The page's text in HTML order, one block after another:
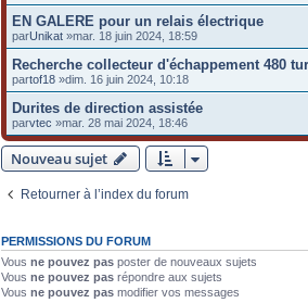
EN GALERE pour un relais électrique
parUnikat »mar. 18 juin 2024, 18:59
Recherche collecteur d'échappement 480
partof18 »dim. 16 juin 2024, 10:18
Durites de direction assistée
parvtec »mar. 28 mai 2024, 18:46
Nouveau sujet
Retourner à l’index du forum
PERMISSIONS DU FORUM
Vous ne pouvez pas poster de nouveaux sujets
Vous ne pouvez pas répondre aux sujets
Vous ne pouvez pas modifier vos messages